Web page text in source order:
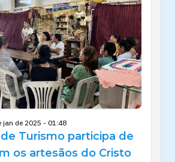
jan de 2025 - 01:48
Turismo participa de
os artesãos do Cristo